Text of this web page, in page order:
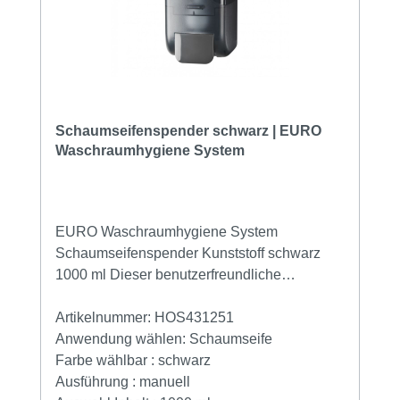
Schaumseifenspender schwarz | EURO
Waschraumhygiene System
EURO Waschraumhygiene System
Schaumseifenspender Kunststoff schwarz
1000 ml Dieser benutzerfreundliche
Druckknopfsystem einen dosierten
Seifenverbrauch. Jede Nachfüllung ist ein
neues Dosiersystem, was dieses System
äußerst hygienisch macht. Durch die
Artikelnummer: HOS431251
Anwendung wählen: Schaumseife
Farbe wählbar : schwarz
Ausführung : manuell